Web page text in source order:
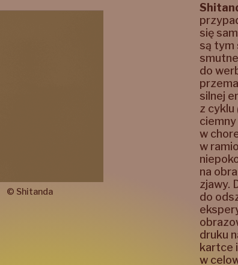
się
są tym
do
silnej
z cyklu
w
w
na
zjawy.
do
druku
kartce
w
© Shitanda